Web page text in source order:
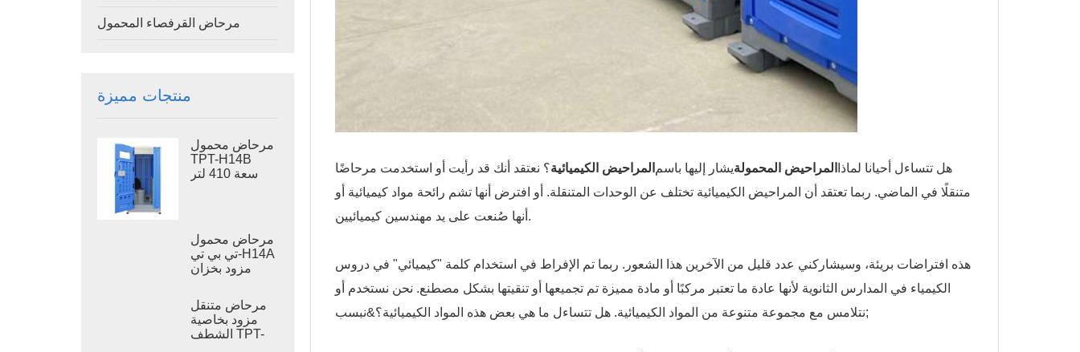
مرحاض القرفصاء المحمول
منتجات مميزة
مرحاض محمول
TPT-H14B
سعة 410 لتر
مرحاض محمول
تي بي تي-H14A
مزود بخزان
لتر، مرحاض
خارجي بلاستيكي
مرحاض متنقل
مزود بخاصية
الشطف TPT-
هل تتساءل أحيانا لماذا المراحيض المحمولةيشار إليها باسم المراحيض الكيميائية؟ نعتقد أنك قد رأيت أو استخدمت مرحاضًا
متنقلًا في الماضي. ربما تعتقد أن المراحيض الكيميائية تختلف عن الوحدات المتنقلة. أو افترض أنها تشم رائحة مواد كيميائية أو
أنها صُنعت على يد مهندسين كيميائيين.
هذه افتراضات بريئة، وسيشاركني عدد قليل من الآخرين هذا الشعور. ربما تم الإفراط في استخدام كلمة "كيميائي" في دروس
الكيمياء في المدارس الثانوية لأنها عادة ما تعتبر مركبًا أو مادة مميزة تم تجميعها أو تنقيتها بشكل مصطنع. نحن نستخدم أو
نتلامس مع مجموعة متنوعة من المواد الكيميائية. هل تتساءل ما هي بعض هذه المواد الكيميائية؟&نبسب;